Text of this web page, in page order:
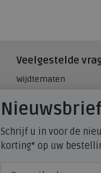
Veelgestelde
Wijdtematen
Maatadvies, wat is mijn
schoenmaat?
FitFlop - maatadvies
Schrijf u in voor de
korting* op uw